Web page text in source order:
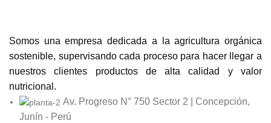
Somos una empresa dedicada a la agricultura orgánica
sostenible, supervisando cada proceso para hacer llegar a
nuestros clientes productos de alta calidad y valor
nutricional.
Av. Progreso N° 750 Sector 2 | Concepción,
Junín - Perú